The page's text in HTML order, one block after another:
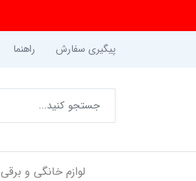
پیگیری سفارش راهنما
لوازم خانگی و برقی